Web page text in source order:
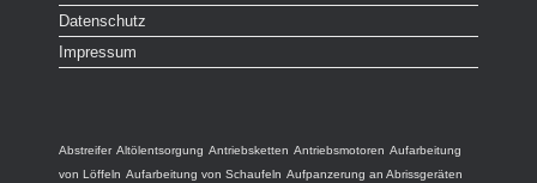
Datenschutz
Impressum
Abstreifer Altölentsorgung Antriebsketten Antriebsmotoren Aufarbeitung
von Löffeln Aufarbeitung von Schaufeln Aufpanzerung an Abrissgeräten